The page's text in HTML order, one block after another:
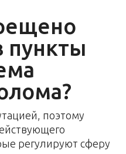
пункты
поэтому
регулируют сферу